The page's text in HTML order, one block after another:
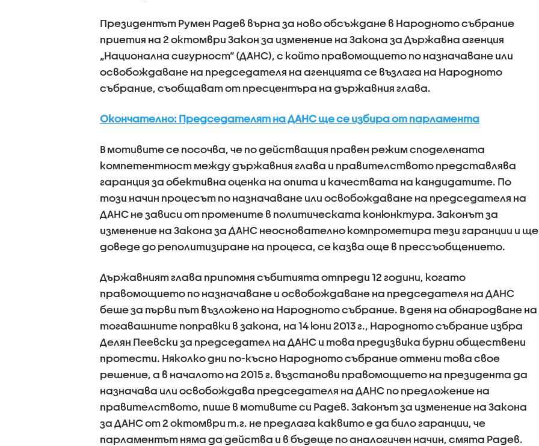
Президентът Румен Радев върна за ново обсъждане в Народното събрание
приетия на 2 октомври Закон за изменение на Закона за Държавна агенция
„Национална сигурност“ (ДАНС), с който правомощието по назначаване или
освобождаване на председателя на агенцията се възлага на Народното
събрание, съобщават от пресцентъра на държавния глава.
Окончателно: Председателят на ДАНС ще се избира от парламента
В мотивите се посочва, че по действащия правен режим споделената
компетентност между държавния глава и правителството представлява
гаранция за обективна оценка на опита и качествата на кандидатите. По
този начин процесът по назначаване или освобождаване на председателя на
ДАНС не зависи от промените в политическата конюнктура. Законът за
изменение на Закона за ДАНС неоснователно компрометира тези гаранции и ще
доведе до реполитизиране на процеса, се казва още в прессъобщението.
Държавният глава припомня събитията отпреди 12 години, когато
правомощието по назначаване и освобождаване на председателя на ДАНС
беше за първи път възложено на Народното събрание. В деня на обнародване на
тогавашните поправки в закона, на 14 юни 2013 г., Народното събрание избра
Делян Пеевски за председател на ДАНС и това предизвика бурни обществени
протести. Няколко дни по-късно Народното събрание отмени това свое
решение, а в началото на 2015 г. възстанови правомощието на президента да
назначава или освобождава председателя на ДАНС по предложение на
правителството, пише в мотивите си Радев. Законът за изменение на Закона
за ДАНС от 2 октомври т.г. не предлага каквито е да било гаранции, че
парламентът няма да действа и в бъдеще по аналогичен начин, смята Радев.